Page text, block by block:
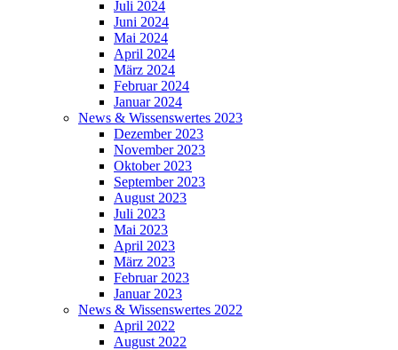
Juli 2024
Juni 2024
Mai 2024
April 2024
März 2024
Februar 2024
Januar 2024
News & Wissenswertes 2023
Dezember 2023
November 2023
Oktober 2023
September 2023
August 2023
Juli 2023
Mai 2023
April 2023
März 2023
Februar 2023
Januar 2023
News & Wissenswertes 2022
April 2022
August 2022